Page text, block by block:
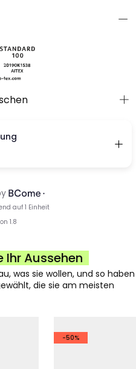
und kurze Ärmel, perfekt
Größen von 2 bis 14
das gut mit
Aussehen
was sie wollen, und so haben
die sie am meisten
-50%